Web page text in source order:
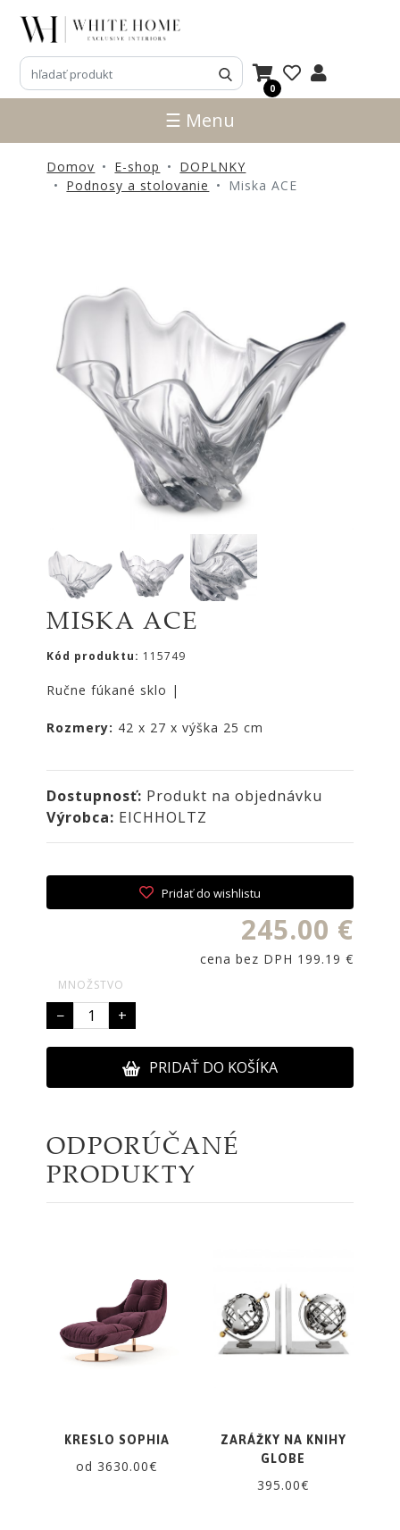
0
3D
NÁVRHY
NOVINKY
PRODUKTY
SEDACÍ
NÁBYTOK
STOLY
SKRINKY
SVIETIDLÁ
KOBERCE
ZRKADLÁ
DOPLNKY
VÔNE
SVIEČKY
CÔTE
NOIRE
dlažby
VZORKOVNÍK
KONTAKT
☰ Menu
Domov E-shop
DOPLNKY
Podnosy a stolovanie
Miska ACE
MISKA ACE
Kód produktu: 115749
Ručne fúkané sklo |
Rozmery: 42 x 27 x výška 25 cm
Dostupnosť: Produkt na objednávku
Výrobca: EICHHOLTZ
Pridať do wishlistu
245.00 €
cena bez DPH 199.19 €
MNOŽSTVO
− +
PRIDAŤ DO KOŠÍKA
ODPORÚČANÉ
PRODUKTY
KRESLO SOPHIA
od 3630.00€
ZARÁŽKY NA KNIHY
GLOBE
395.00€